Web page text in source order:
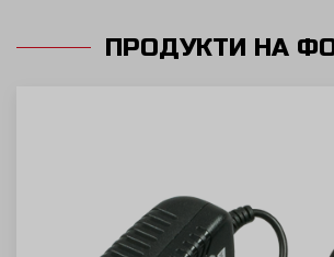
ПРОДУКТИ НА